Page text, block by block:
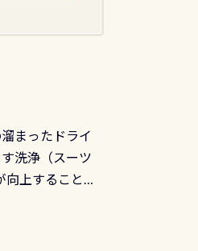
まったドライ
洗浄（スーツ
上することで